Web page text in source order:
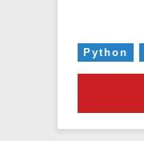
Python